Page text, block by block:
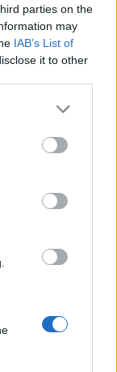
parties on the
may
IAB’s List of
it to other
more Google
may click to
party tags to
below Google
#rákbetegség